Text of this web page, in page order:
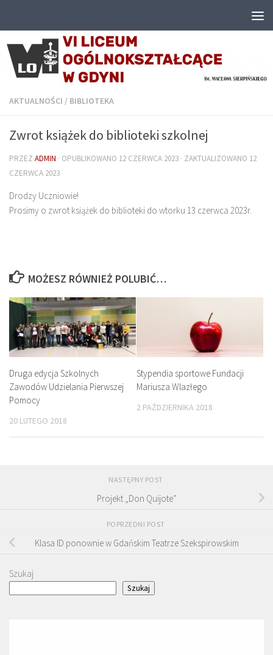
AKTUALNOŚCI / BIBLIOTEKA
Zwrot książek do biblioteki szkolnej
PRZEZ ADMIN · OPUBLIKOWANO 12 CZERWCA 2023 · ZAKTUALIZOWANO 12
CZERWCA 2023
Drodzy Uczniowie!
Prosimy o zwrot książek do biblioteki do wtorku 13 czerwca 2023r.
MOŻESZ RÓWNIEŻ POLUBIĆ…
Druga edycja Szkolnych
Zawodów Udzielania Pierwszej
Pomocy
20 LUTEGO 2018
Stypendia sportowe Fundacji
Mariusza Wlazłego
2 PAŹDZIERNIKA 2018
NASTĘPNY POST
Projekt „Don Quijote”
POPRZEDNI POST
Klasa ID ponownie w Gdańskim Teatrze Szekspirowskim
Szukaj
Szukaj